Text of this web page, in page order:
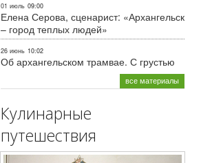
01 июль 09:00
Елена Серова, сценарист: «Архангельск
– город теплых людей»
26 июнь 10:02
Об архангельском трамвае. С грустью
все материалы
Кулинарные
путешествия